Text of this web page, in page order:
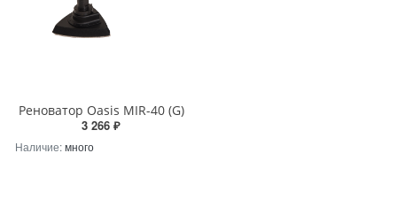
Реноватор Oasis MIR-40 (G)
3 266 ₽
Наличие:много